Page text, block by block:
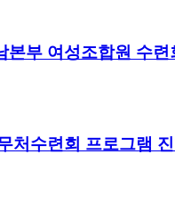
본부 여성조합원 수련
처수련회 프로그램